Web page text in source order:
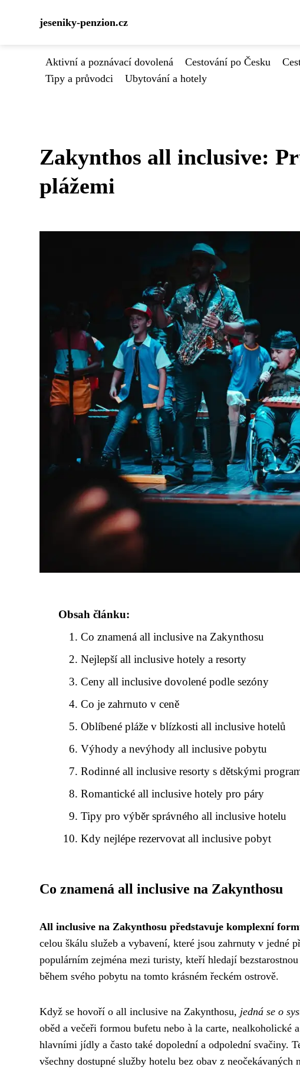
jeseniky-penzion.cz
Aktivní a poznávací dovolená Cestování po Česku
Tipy a průvodci
Ubytování a hotely
Zakynthos all inclusive:
plážemi
Obsah článku:
Co znamená all inclusive na Zakynthosu
Nejlepší all inclusive hotely a resorty
Ceny all inclusive dovolené podle sezóny
Co je zahrnuto v ceně
Oblíbené pláže v blízkosti all inclusive hotelů
Výhody a nevýhody all inclusive pobytu
Rodinné all inclusive resorty s dětskými
Romantické all inclusive hotely pro páry
Tipy pro výběr správného all inclusive hotelu
Kdy nejlépe rezervovat all inclusive pobyt
Co znamená all inclusive na Zakynthosu
All inclusive na Zakynthosu představuje komplexní
celou škálu služeb a vybavení, které jsou zahrnuty v jedné
populárním zejména mezi turisty, kteří hledají
během svého pobytu na tomto krásném řeckém ostrově.
Když se hovoří o all inclusive na Zakynthosu, jedná se o
oběd a večeři formou bufetu nebo à la carte, nealkoholické
hlavními jídly a často také dopolední a odpolední svačiny.
všechny dostupné služby hotelu bez obav z neočekávaných